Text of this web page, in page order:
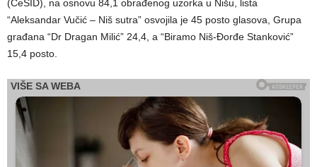
(CeSID), na osnovu 84,1 obrađenog uzorka u Nišu, lista
“Aleksandar Vučić – Niš sutra” osvojila je 45 posto glasova, Grupa
građana “Dr Dragan Milić” 24,4, a “Biramo Niš-Đorđe Stanković”
15,4 posto.